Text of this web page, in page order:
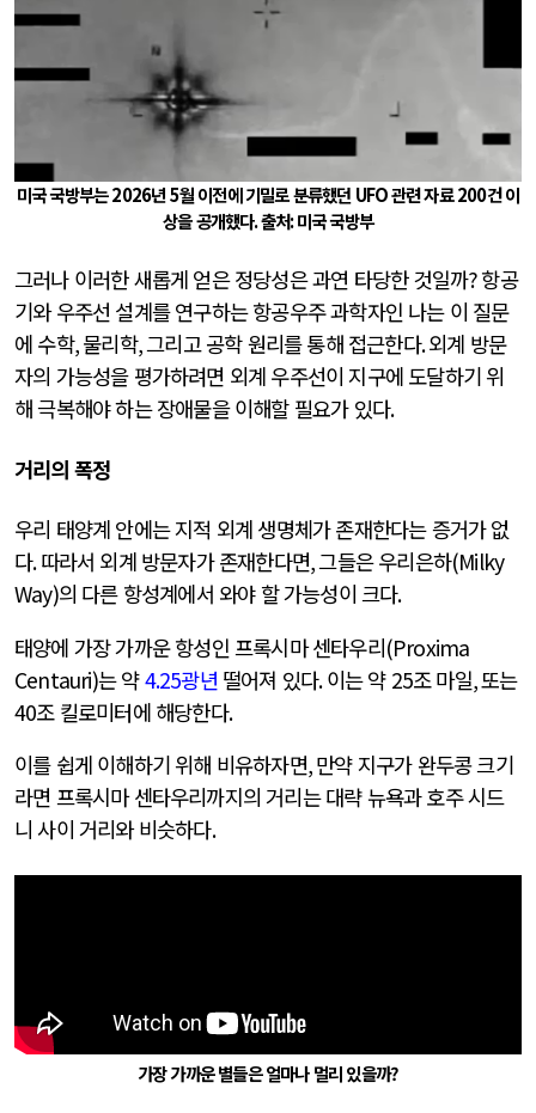
미국 국방부는2026년5월 이전에 기밀로 분류했던 UFO관련 자료200건 이
상을 공개했다.출처:미국 국방부
그러나 이러한 새롭게 얻은 정당성은 과연 타당한 것일까?항공
기와 우주선 설계를 연구하는 항공우주 과학자인 나는 이 질문
에 수학,물리학,그리고 공학 원리를 통해 접근한다.외계 방문
자의 가능성을 평가하려면 외계 우주선이 지구에 도달하기 위
해 극복해야 하는 장애물을 이해할 필요가 있다.
거리의 폭정
우리 태양계 안에는 지적 외계 생명체가 존재한다는 증거가 없
다.따라서 외계 방문자가 존재한다면,그들은 우리은하(Milky
Way)의 다른 항성계에서 와야 할 가능성이 크다.
태양에 가장 가까운 항성인 프록시마 센타우리(Proxima
Centauri)는 약4.25광년 떨어져 있다.이는 약 25조 마일,또는
40조 킬로미터에 해당한다.
이를 쉽게 이해하기 위해 비유하자면,만약 지구가 완두콩 크기
라면 프록시마 센타우리까지의 거리는 대략 뉴욕과 호주 시드
니 사이 거리와 비슷하다.
가장 가까운 별들은 얼마나 멀리 있을까?